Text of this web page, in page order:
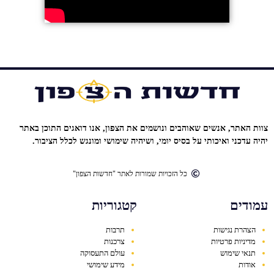
צוות האתר, אנשים שאוהבים ונושמים את הצפון, אנו דואגים התוכן באתר
יהיה עדכני ואיכותי על בסיס יומי, ושיהיה שימושי ומונגש לכלל הציבור.
כל הזכויות שמורות לאתר "חדשות הצפון"
עמודים
הצהרת נגישות
מדיניות פרטיות
תנאי שימוש
אודות
קטגוריות
תרבות
צרכנות
עולם התעסוקה
מידע שימושי